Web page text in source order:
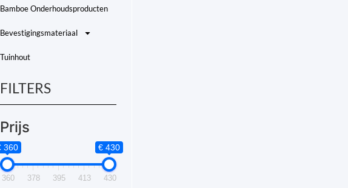
Bamboe Onderhoudsproducten
Bevestigingsmateriaal
Tuinhout
FILTERS
Prijs
360 € 430
360 378 395 413 430